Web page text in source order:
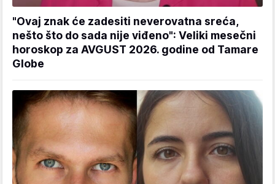
"Ovaj znak će zadesiti neverovatna sreća,
nešto što do sada nije viđeno": Veliki mesečni
horoskop za AVGUST 2026. godine od Tamare
Globe